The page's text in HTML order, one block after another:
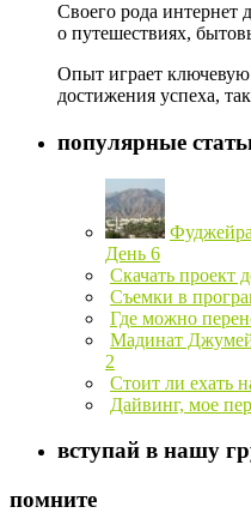
Своего рода интернет
о путешествиях,
Опыт играет
достижения успеха,
популярные
День 6
Скачать проект
Съемки в
Где можно
Мадинат
2
Стоит ли ехать
Дайвинг, мое
вступай в нашу
помните